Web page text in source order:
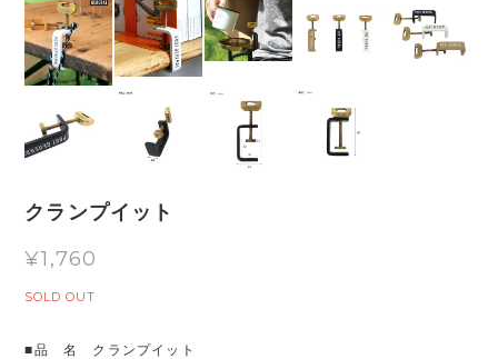
クランプイット
¥1,760
SOLD OUT
■品 名 クランプイット